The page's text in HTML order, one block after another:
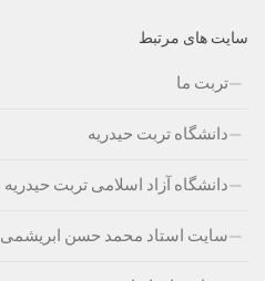
سایت های مرتبط
تربت ما
دانشگاه تربت حیدریه
دانشگاه آزاد اسلامی تربت حیدریه
سایت استاد محمد حسن ابریشمی